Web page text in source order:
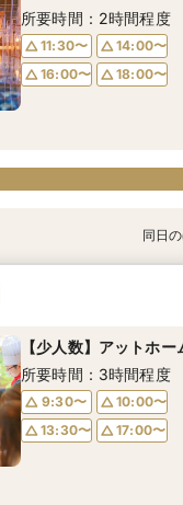
13:30〜
17:00〜
13:30〜
17:00〜
所要時間：2時間程度
11:30〜
14:00〜
16:00〜
18:00〜
11:30〜
14:00〜
16:00〜
18:00〜
11:30〜
14:00〜
16:00〜
18:00〜
11:30〜
14:00〜
16:00〜
18:00〜
同日
【少人数】アットホ
所要時間：3時間程度
9:30〜
10:00〜
13:30〜
17:00〜